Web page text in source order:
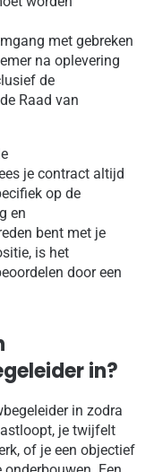
met gebreken
na oplevering
de
Raad van
je contract altijd
op de
en
bent met je
is het
door een
in?
in zodra
je twijfelt
of je een objectief